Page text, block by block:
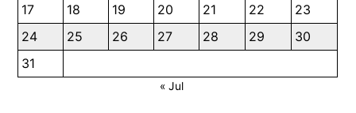
17
18 19 20 21 22
23
24
25 26 27 28 29
30
31
« Jul